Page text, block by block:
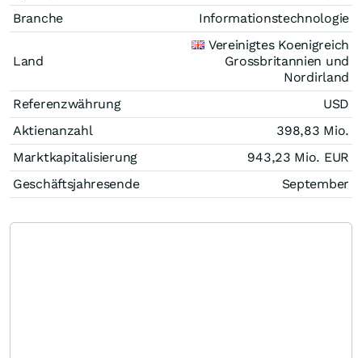
Branche
Informationstechnologie
Land
Vereinigtes Koenigreich
Grossbritannien und
Nordirland
Referenzwährung
USD
Aktienanzahl
398,83 Mio.
Marktkapitalisierung
943,23 Mio. EUR
Geschäftsjahresende
September